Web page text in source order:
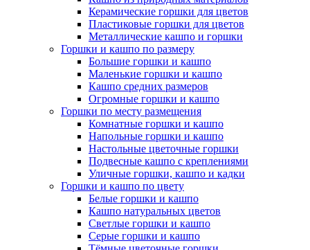
Керамические горшки для цветов
Пластиковые горшки для цветов
Металлические кашпо и горшки
Горшки и кашпо по размеру
Большие горшки и кашпо
Маленькие горшки и кашпо
Кашпо средних размеров
Огромные горшки и кашпо
Горшки по месту размещения
Комнатные горшки и кашпо
Напольные горшки и кашпо
Настольные цветочные горшки
Подвесные кашпо с креплениями
Уличные горшки, кашпо и кадки
Горшки и кашпо по цвету
Белые горшки и кашпо
Кашпо натуральных цветов
Светлые горшки и кашпо
Серые горшки и кашпо